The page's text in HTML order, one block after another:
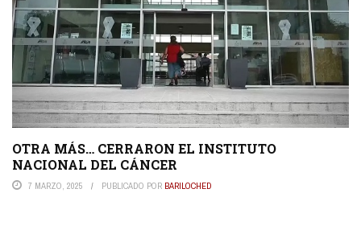
OTRA MÁS… CERRARON EL INSTITUTO
NACIONAL DEL CÁNCER
7 MARZO, 2025 PUBLICADO POR BARILOCHED